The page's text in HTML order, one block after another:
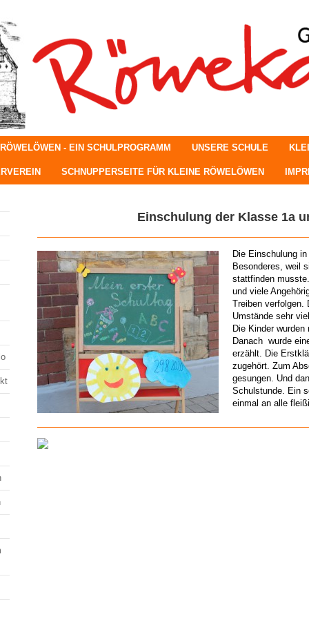
- EIN SCHULPROGRAMM UNSERE SCHULE
SCHNUPPERSEITE FÜR KLEINE RÖWELÖWEN
Einschulung der Klasse 1a
Die Einschulung
Besonderes, weil
stattfinden
und viele
Treiben verfolgen.
Umstände sehr
Die Kinder
Danach wurde
erzählt. Die
zugehört. Zum
gesungen. Und
Schulstunde. Ein
einmal an alle